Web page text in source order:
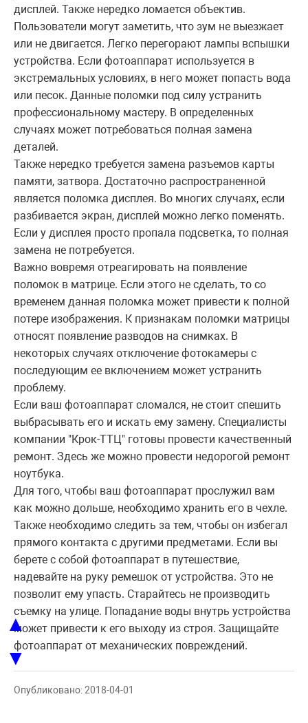
дисплей. Также нередко ломается объектив.
Пользователи могут заметить, что зум не выезжает
или не двигается. Легко перегорают лампы вспышки
устройства. Если фотоаппарат используется в
экстремальных условиях, в него может попасть вода
или песок. Данные поломки под силу устранить
профессиональному мастеру. В определенных
случаях может потребоваться полная замена
деталей.
Также нередко требуется замена разъемов карты
памяти, затвора. Достаточно распространенной
является поломка дисплея. Во многих случаях, если
разбивается экран, дисплей можно легко поменять.
Если у дисплея просто пропала подсветка, то полная
замена не потребуется.
Важно вовремя отреагировать на появление
поломок в матрице. Если этого не сделать, то со
временем данная поломка может привести к полной
потере изображения. К признакам поломки матрицы
относят появление разводов на снимках. В
некоторых случаях отключение фотокамеры с
последующим ее включением может устранить
проблему.
Если ваш фотоаппарат сломался, не стоит спешить
выбрасывать его и искать ему замену. Специалисты
компании "Крок-ТТЦ" готовы провести качественный
ремонт. Здесь же можно провести недорогой ремонт
ноутбука.
Для того, чтобы ваш фотоаппарат прослужил вам
как можно дольше, необходимо хранить его в чехле.
Также необходимо следить за тем, чтобы он избегал
прямого контакта с другими предметами. Если вы
берете с собой фотоаппарат в путешествие,
надевайте на руку ремешок от устройства. Это не
позволит ему упасть. Старайтесь не производить
съемку на улице. Попадание воды внутрь устройства
может привести к его выходу из строя. Защищайте
фотоаппарат от механических повреждений.
Опубликовано: 2018-04-01
▲
▼